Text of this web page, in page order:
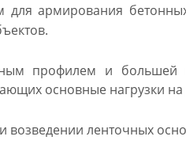
армирования
профилем и большей
основные нагрузки на
возведении ленточных